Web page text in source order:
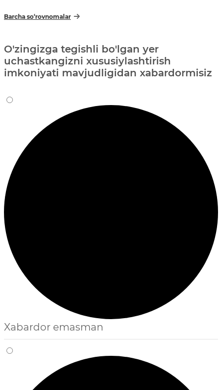
Barcha so‘rovnomalar
O'zingizga tegishli bo'lgan yer
uchastkangizni xususiylashtirish
imkoniyati mavjudligidan xabardormisiz
Xabardor emasman